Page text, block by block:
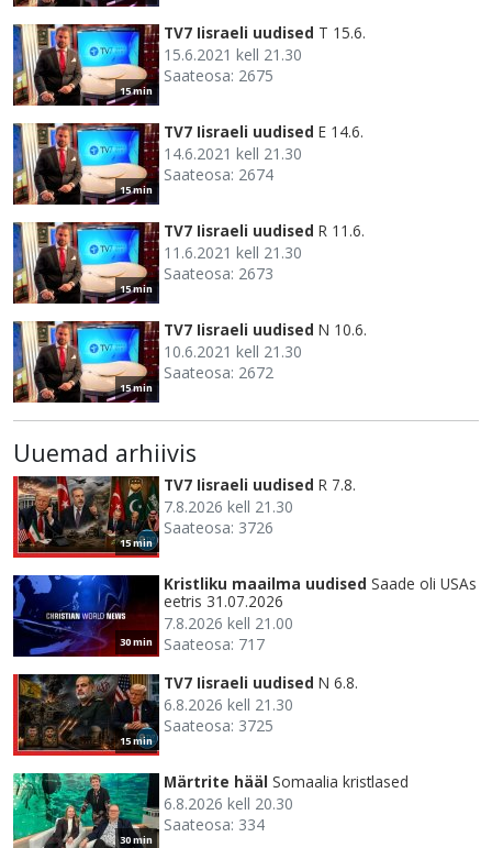
15 min
TV7 Iisraeli uudised T 15.6.
15.6.2021 kell 21.30
Saateosa: 2675
15 min
TV7 Iisraeli uudised E 14.6.
14.6.2021 kell 21.30
Saateosa: 2674
15 min
TV7 Iisraeli uudised R 11.6.
11.6.2021 kell 21.30
Saateosa: 2673
15 min
TV7 Iisraeli uudised N 10.6.
10.6.2021 kell 21.30
Saateosa: 2672
Uuemad arhiivis
15 min
TV7 Iisraeli uudised R 7.8.
7.8.2026 kell 21.30
Saateosa: 3726
30 min
Kristliku maailma uudised Saade oli USAs
eetris 31.07.2026
7.8.2026 kell 21.00
Saateosa: 717
15 min
TV7 Iisraeli uudised N 6.8.
6.8.2026 kell 21.30
Saateosa: 3725
30 min
Märtrite hääl Somaalia kristlased
6.8.2026 kell 20.30
Saateosa: 334